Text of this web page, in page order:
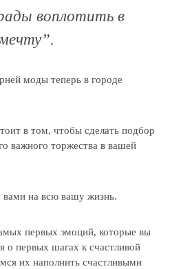
воплотить в
моды теперь в городе
в том, чтобы сделать подбор
важного торжества в вашей
вами на всю вашу жизнь.
первых эмоций, которые вы
о первых шагах к счастливой
их наполнить счастливыми